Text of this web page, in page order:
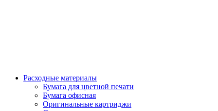
Расходные материалы
Бумага для цветной печати
Бумага офисная
Оригинальные картриджи